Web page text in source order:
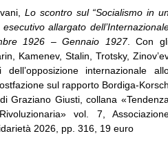
Lo scontro sul “Socialismo in
allargato
1926 – Gennaio 1927. Con
Kamenev, Stalin, Trotsky,
internazionale
sul rapporto Bordiga-Korsch
Graziano Giusti, collana
vol. 7,
2026, pp. 316, 19 euro